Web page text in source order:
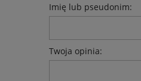
Imię lub pseudonim:
Twoja opinia: